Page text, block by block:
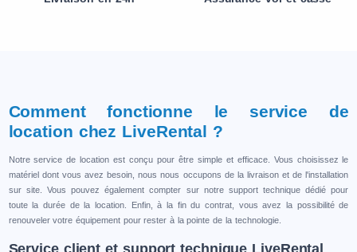
Comment fonctionne le service de
location chez LiveRental ?
Notre service de location est conçu pour être simple et efficace. Vous choisissez le
matériel dont vous avez besoin, nous nous occupons de la livraison et de l'installation
sur site. Vous pouvez également compter sur notre support technique dédié pour
toute la durée de la location. Enfin, à la fin du contrat, vous avez la possibilité de
renouveler votre équipement pour rester à la pointe de la technologie.
Service client et support technique LiveRental